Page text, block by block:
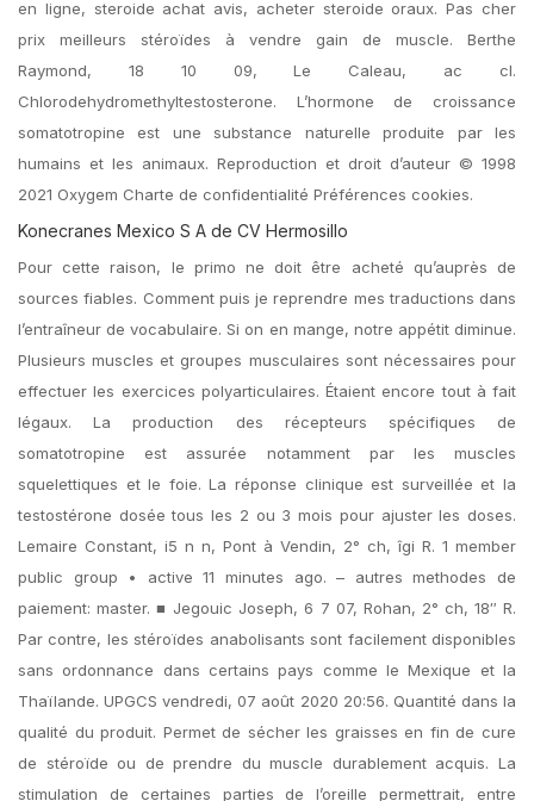
en ligne, steroide achat avis, acheter steroide oraux. Pas cher
prix meilleurs stéroïdes à vendre gain de muscle. Berthe
Raymond, 18 10 09, Le Caleau, ac cl.
Chlorodehydromethyltestosterone. L’hormone de croissance
somatotropine est une substance naturelle produite par les
humains et les animaux. Reproduction et droit d’auteur © 1998
2021 Oxygem Charte de confidentialité Préférences cookies.
Konecranes Mexico S A de CV Hermosillo
Pour cette raison, le primo ne doit être acheté qu’auprès de
sources fiables. Comment puis je reprendre mes traductions dans
l’entraîneur de vocabulaire. Si on en mange, notre appétit diminue.
Plusieurs muscles et groupes musculaires sont nécessaires pour
effectuer les exercices polyarticulaires. Étaient encore tout à fait
légaux. La production des récepteurs spécifiques de
somatotropine est assurée notamment par les muscles
squelettiques et le foie. La réponse clinique est surveillée et la
testostérone dosée tous les 2 ou 3 mois pour ajuster les doses.
Lemaire Constant, i5 n n, Pont à Vendin, 2° ch, îgi R. 1 member
public group • active 11 minutes ago. – autres methodes de
paiement: master. ■ Jegouic Joseph, 6 7 07, Rohan, 2° ch, 18″ R.
Par contre, les stéroïdes anabolisants sont facilement disponibles
sans ordonnance dans certains pays comme le Mexique et la
Thaïlande. UPGCS vendredi, 07 août 2020 20:56. Quantité dans la
qualité du produit. Permet de sécher les graisses en fin de cure
de stéroïde ou de prendre du muscle durablement acquis. La
stimulation de certaines parties de l’oreille permettrait, entre